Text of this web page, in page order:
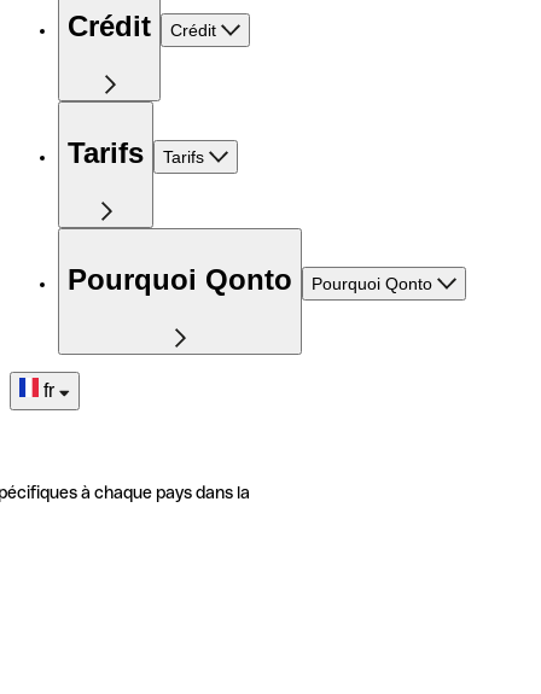
Crédit Crédit
Tarifs Tarifs
Pourquoi Qonto Pourquoi Qonto
fr
à chaque pays dans la